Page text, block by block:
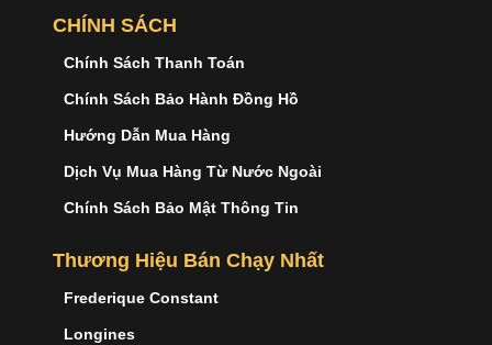
CHÍNH SÁCH
Chính Sách Thanh Toán
Chính Sách Bảo Hành Đồng Hồ
Hướng Dẫn Mua Hàng
Dịch Vụ Mua Hàng Từ Nước Ngoài
Chính Sách Bảo Mật Thông Tin
Thương Hiệu Bán Chạy Nhất
Frederique Constant
Longines